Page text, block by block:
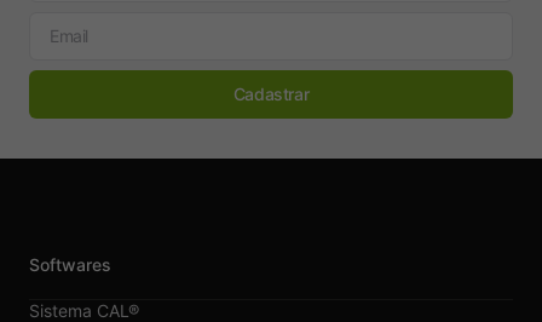
Cadastrar
Softwares
Sistema CAL®